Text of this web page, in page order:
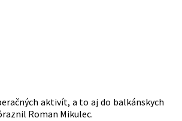
aktivít, a to aj do balkánskych
Roman Mikulec.